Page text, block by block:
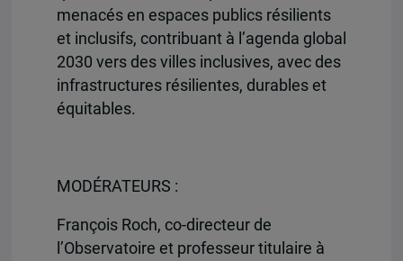
menacés en espaces publics résilients
et inclusifs, contribuant à l’agenda global
2030 vers des villes inclusives, avec des
infrastructures résilientes, durables et
équitables.
MODÉRATEURS :
François Roch, co-directeur de
l’Observatoire et professeur titulaire à